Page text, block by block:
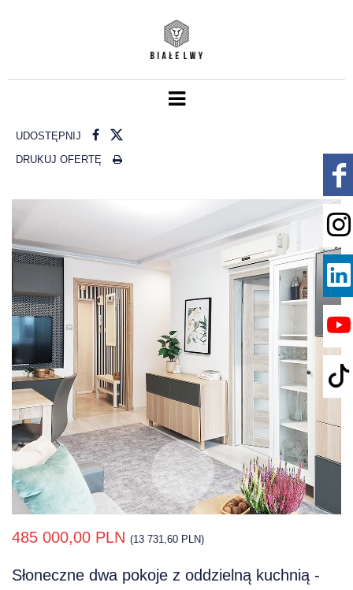
UDOSTĘPNIJ
DRUKUJ OFERTĘ
485 000,00 PLN (13 731,60 PLN)
Słoneczne dwa pokoje z oddzielną kuchnią -